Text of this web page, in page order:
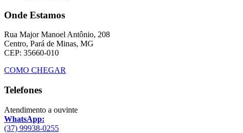
Onde Estamos
Rua Major Manoel Antônio, 208
Centro, Pará de Minas, MG
CEP: 35660-010
COMO CHEGAR
Telefones
Atendimento a ouvinte
WhatsApp:
(37) 99938-0255